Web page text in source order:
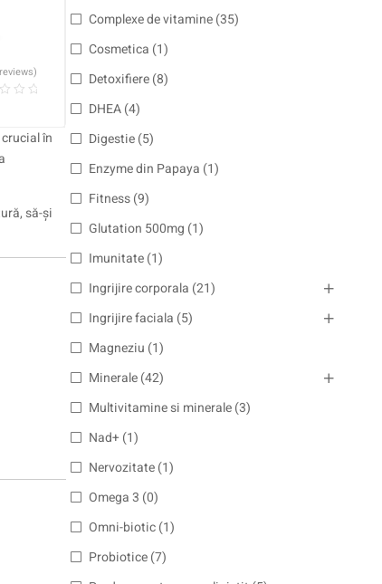
în
să-și
Complexe de vitamine (35)
Cosmetica (1)
Detoxifiere (8)
DHEA (4)
Digestie (5)
Enzyme din Papaya (1)
Fitness (9)
Glutation 500mg (1)
Imunitate (1)
Ingrijire corporala (21)
Ingrijire faciala (5)
Magneziu (1)
Minerale (42)
Multivitamine si minerale (3)
Nad+ (1)
Nervozitate (1)
Omega 3 (0)
Omni-biotic (1)
Probiotice (7)